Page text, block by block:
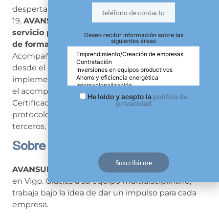
despertando el nuevo Protocolo Seguro COVID
19, AVANSUM Consultores ha lanzado un nuevo
servicio para diseñar, implantar este Sistema
de forma personalizada para cada empresa.
Acompañamos al cliente en todo el proceso,
desde el diseño de los protocolos, la
implementación eficaz de los mismos, así como
el acompañamiento y defensa en la Auditoría de
Certificación, que supone el valor añadido de este
protocolo, frente a las recomendaciones de
terceros, que no son auditados
Sobre AVANSUM
AVANSUM
es una empresa consultora que nace
en Vigo. Gracias a su equipo multidisciplinario,
trabaja bajo la idea de dar un impulso para cada
empresa.
Deseo recibir información sobre las
siguientes áreas
He leído y acepto la política de
privacidad